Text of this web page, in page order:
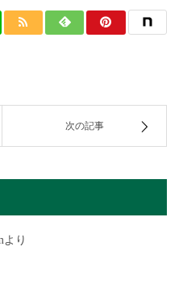
次の記事
より